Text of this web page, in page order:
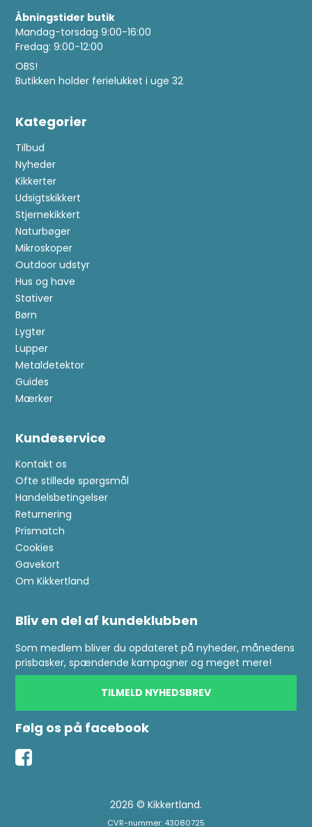
Åbningstider butik
Mandag-torsdag 9:00-16:00
Fredag: 9:00-12:00
OBS!
Butikken holder ferielukket i uge 32
Kategorier
Tilbud
Nyheder
Kikkerter
Udsigtskikkert
Stjernekikkert
Naturbøger
Mikroskoper
Outdoor udstyr
Hus og have
Stativer
Børn
Lygter
Lupper
Metaldetektor
Guides
Mærker
Kundeservice
Kontakt os
Ofte stillede spørgsmål
Handelsbetingelser
Returnering
Prismatch
Cookies
Gavekort
Om Kikkertland
Bliv en del af kundeklubben
Som medlem bliver du opdateret på nyheder, månedens
prisbasker, spændende kampagner og meget mere!
TILMELD NYHEDSBREV
Følg os på facebook
2026 © Kikkertland.
CVR-nummer: 43080725